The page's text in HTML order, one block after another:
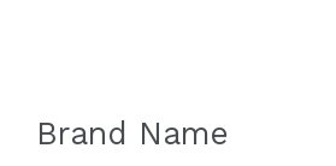
Brand Name